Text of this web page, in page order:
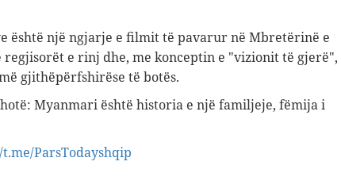
është një ngjarje e filmit të pavarur në Mbretërinë e
regjisorët e rinj dhe, me konceptin e "vizionit të gjerë",
gjithëpërfshirëse të botës.
Myanmari është historia e një familjeje, fëmija i
ParsTodayshqip